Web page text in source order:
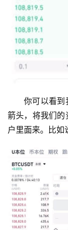
你可以看到
箭头，将我们
户里面来。比如